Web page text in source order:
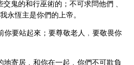
交鬼的和行巫術的；不可求問他們﹑
永恆主是你們的上帝。
你要站起來；要尊敬老人﹐要敬畏你
地寄居﹐和你在一起﹐你們不可欺負